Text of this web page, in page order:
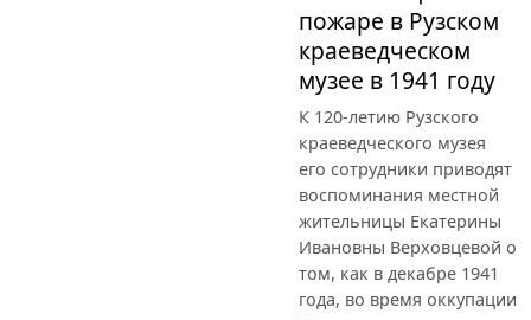
пожаре в Рузском
краеведческом
музее в 1941 году
К 120-летию Рузского
краеведческого музея
его сотрудники приводят
воспоминания местной
жительницы Екатерины
Ивановны Верховцевой о
том, как в декабре 1941
года, во время оккупации